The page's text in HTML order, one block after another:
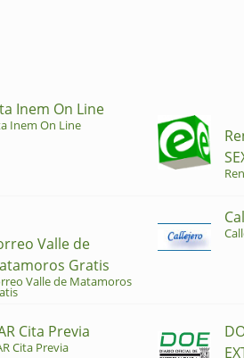
Inem On Line
Inem On Line
Valle de
Gratis
Valle de Matamoros
Cita Previa
Cita Previa